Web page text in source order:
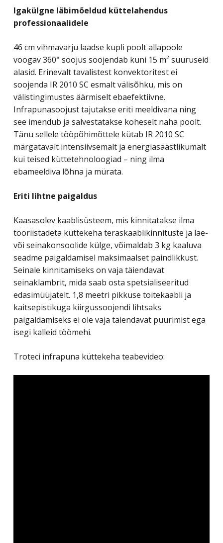
Igakülgne läbimõeldud küttelahendus
professionaalidele
46 cm vihmavarju laadse kupli poolt allapoole
voogav 360° soojus soojendab kuni 15 m² suuruseid
alasid. Erinevalt tavalistest konvektoritest ei
soojenda IR 2010 SC esmalt välisõhku, mis on
välistingimustes äärmiselt ebaefektiivne.
Infrapunasoojust tajutakse eriti meeldivana ning
see imendub ja salvestatakse koheselt naha poolt.
Tänu sellele tööpõhimõttele kütab IR 2010 SC
märgatavalt intensiivsemalt ja energiasäästlikumalt
kui teised küttetehnoloogiad – ning ilma
ebameeldiva lõhna ja mürata.
Eriti lihtne paigaldus
Kaasasolev kaablisüsteem, mis kinnitatakse ilma
tööriistadeta küttekeha teraskaablikinnituste ja lae-
või seinakonsoolide külge, võimaldab 3 kg kaaluva
seadme paigaldamisel maksimaalset paindlikkust.
Seinale kinnitamiseks on vaja täiendavat
seinaklambrit, mida saab osta spetsialiseeritud
edasimüüjatelt. 1,8 meetri pikkuse toitekaabli ja
kaitsepistikuga kiirgussoojendi lihtsaks
paigaldamiseks ei ole vaja täiendavat puurimist ega
isegi kalleid töömehi.
Troteci infrapuna küttekeha teabevideo: